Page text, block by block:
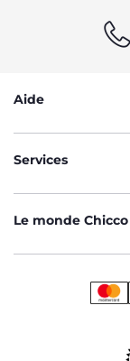
Aide
Services
Le monde Chicco